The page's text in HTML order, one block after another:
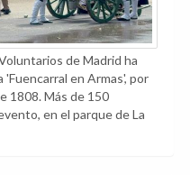
de Madrid ha
en Armas', por
1808. Más de 150
en el parque de La